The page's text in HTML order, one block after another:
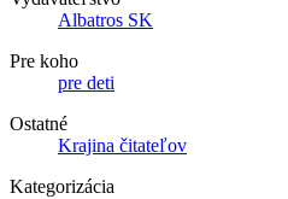
Albatros SK
Pre koho
pre deti
Ostatné
Krajina čitateľov
Kategorizácia